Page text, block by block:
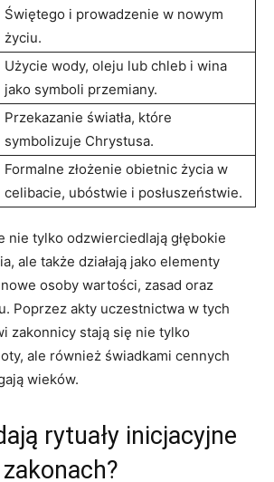
Świętego i prowadzenie⁢ w nowym
życiu.
Użycie wody, oleju lub chleb i wina
jako symboli przemiany.
Przekazanie światła, które
symbolizuje Chrystusa.
Formalne złożenie obietnic życia w
celibacie, ubóstwie‌ i posłuszeństwie.
nie tylko odzwierciedlają⁢ głębokie
ale także działają ​jako elementy
osoby wartości, zasad oraz
Poprzez akty uczestnictwa w tych
zakonnicy​ stają się nie⁢ tylko
ale również świadkami cennych
wieków.
rytuały inicjacyjne